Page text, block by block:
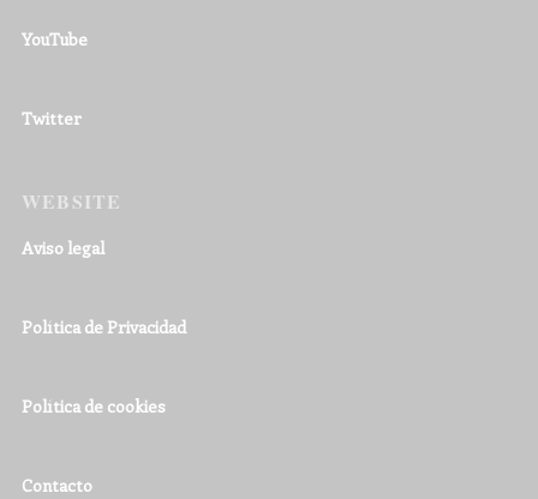
YouTube
Twitter
WEBSITE
Aviso legal
Política de Privacidad
Política de cookies
Contacto